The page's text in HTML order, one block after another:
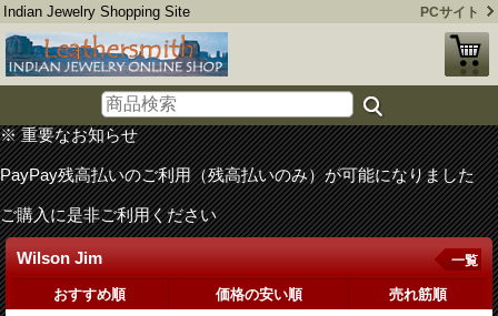
Indian Jewelry Shopping Site PCサイト
※ 重要なお知らせ
PayPay残高払いのご利用（残高払いのみ）が可能になりました
ご購入に是非ご利用ください
Wilson Jim 一覧
おすすめ順 価格の安い順 売れ筋順